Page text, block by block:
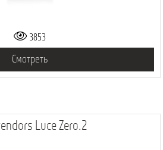
3853
Смотреть
Luce Zero.2